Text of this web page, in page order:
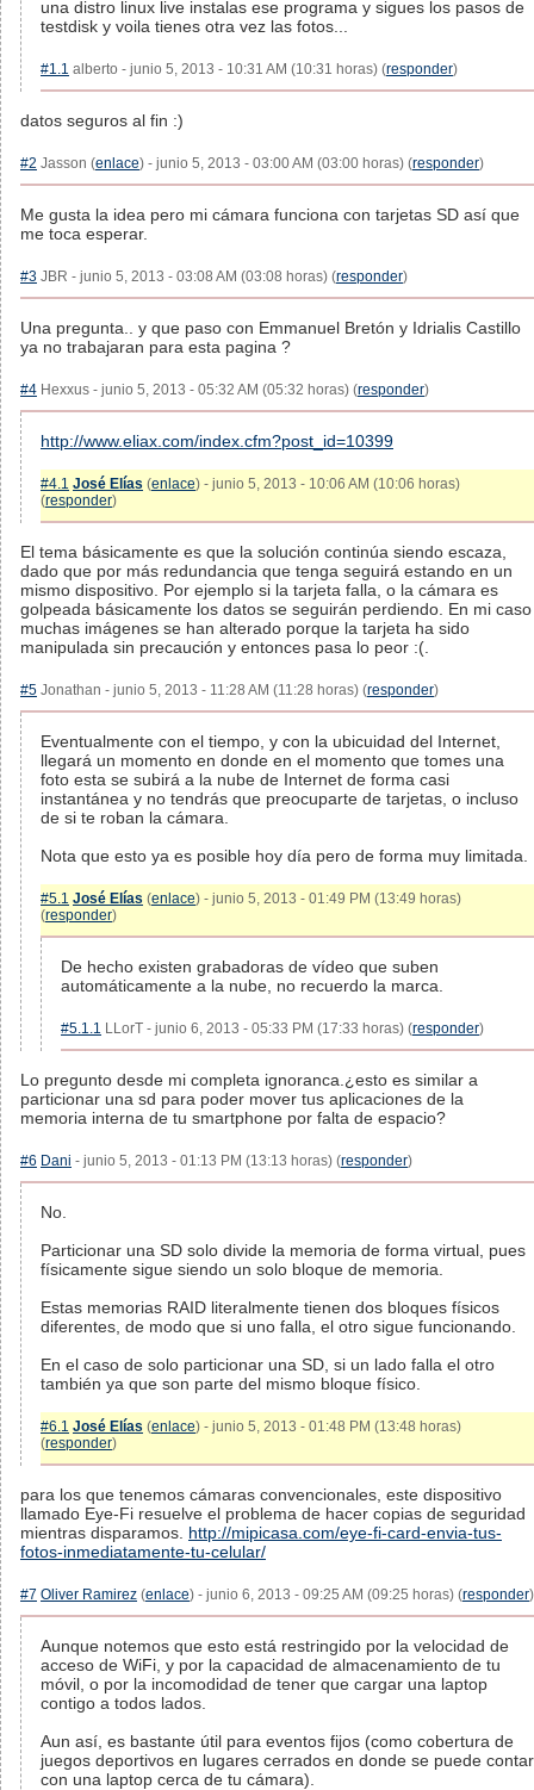
una distro linux live instalas ese programa y sigues los pasos de
testdisk y voila tienes otra vez las fotos...
#1.1 alberto - junio 5, 2013 - 10:31 AM (10:31 horas) (responder)
datos seguros al fin :)
#2 Jasson (enlace) - junio 5, 2013 - 03:00 AM (03:00 horas) (responder)
Me gusta la idea pero mi cámara funciona con tarjetas SD así que
me toca esperar.
#3 JBR - junio 5, 2013 - 03:08 AM (03:08 horas) (responder)
Una pregunta.. y que paso con Emmanuel Bretón y Idrialis Castillo
ya no trabajaran para esta pagina ?
#4 Hexxus - junio 5, 2013 - 05:32 AM (05:32 horas) (responder)
http://www.eliax.com/index.cfm?post_id=10399
#4.1 José Elías (enlace) - junio 5, 2013 - 10:06 AM (10:06 horas)
(responder)
El tema básicamente es que la solución continúa siendo escaza,
dado que por más redundancia que tenga seguirá estando en un
mismo dispositivo. Por ejemplo si la tarjeta falla, o la cámara es
golpeada básicamente los datos se seguirán perdiendo. En mi caso
muchas imágenes se han alterado porque la tarjeta ha sido
manipulada sin precaución y entonces pasa lo peor :(.
#5 Jonathan - junio 5, 2013 - 11:28 AM (11:28 horas) (responder)
Eventualmente con el tiempo, y con la ubicuidad del Internet,
llegará un momento en donde en el momento que tomes una
foto esta se subirá a la nube de Internet de forma casi
instantánea y no tendrás que preocuparte de tarjetas, o incluso
de si te roban la cámara.
Nota que esto ya es posible hoy día pero de forma muy limitada.
#5.1 José Elías (enlace) - junio 5, 2013 - 01:49 PM (13:49 horas)
(responder)
De hecho existen grabadoras de vídeo que suben
automáticamente a la nube, no recuerdo la marca.
#5.1.1 LLorT - junio 6, 2013 - 05:33 PM (17:33 horas) (responder)
Lo pregunto desde mi completa ignoranca.¿esto es similar a
particionar una sd para poder mover tus aplicaciones de la
memoria interna de tu smartphone por falta de espacio?
#6 Dani - junio 5, 2013 - 01:13 PM (13:13 horas) (responder)
No.
Particionar una SD solo divide la memoria de forma virtual, pues
físicamente sigue siendo un solo bloque de memoria.
Estas memorias RAID literalmente tienen dos bloques físicos
diferentes, de modo que si uno falla, el otro sigue funcionando.
En el caso de solo particionar una SD, si un lado falla el otro
también ya que son parte del mismo bloque físico.
#6.1 José Elías (enlace) - junio 5, 2013 - 01:48 PM (13:48 horas)
(responder)
para los que tenemos cámaras convencionales, este dispositivo
llamado Eye-Fi resuelve el problema de hacer copias de seguridad
mientras disparamos. http://mipicasa.com/eye-fi-card-envia-tus-
fotos-inmediatamente-tu-celular/
#7 Oliver Ramirez (enlace) - junio 6, 2013 - 09:25 AM (09:25 horas) (responder)
Aunque notemos que esto está restringido por la velocidad de
acceso de WiFi, y por la capacidad de almacenamiento de tu
móvil, o por la incomodidad de tener que cargar una laptop
contigo a todos lados.
Aun así, es bastante útil para eventos fijos (como cobertura de
juegos deportivos en lugares cerrados en donde se puede contar
con una laptop cerca de tu cámara).